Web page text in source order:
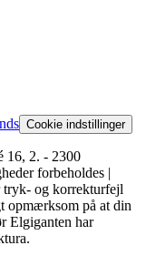
Cookie indstillinger
16, 2. - 2300
forbeholdes |
tryk- og korrekturfejl
opmærksom på at din
Elgiganten har